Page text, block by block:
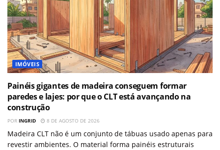
IMÓVEIS
Painéis gigantes de madeira conseguem formar
paredes e lajes: por que o CLT está avançando na
construção
POR INGRID 8 DE AGOSTO DE 2026
Madeira CLT não é um conjunto de tábuas usado apenas para
revestir ambientes. O material forma painéis estruturais